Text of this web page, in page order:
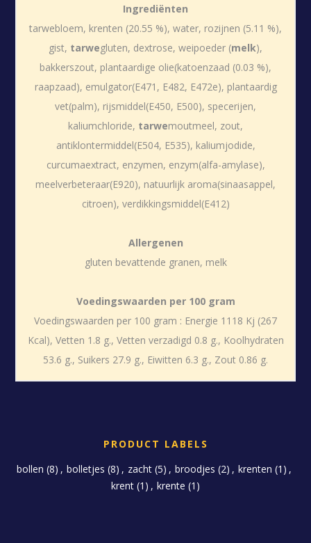
Ingrediënten
tarwebloem, krenten (20.55 %), water, rozijnen (5.11 %),
gist, tarwegluten, dextrose, weipoeder (melk),
bakkerszout, plantaardige olie(katoenzaad (0.03 %),
raapzaad), emulgator(E471, E482, E472e), plantaardig
vet(palm), rijsmiddel(E450, E500), specerijen,
kaliumchloride, tarwemoutmeel, zout,
antiklontermiddel(E504, E535), kaliumjodide,
curcumaextract, enzymen, enzym(alfa-amylase),
meelverbeteraar(E920), natuurlijk aroma(sinaasappel,
citroen), verdikkingsmiddel(E412)
Allergenen
gluten bevattende granen, melk
Voedingswaarden per 100 gram
Voedingswaarden per 100 gram : Energie 1118 Kj (267
Kcal), Vetten 1.8 g., Vetten verzadigd 0.8 g., Koolhydraten
53.6 g., Suikers 27.9 g., Eiwitten 6.3 g., Zout 0.86 g.
PRODUCT LABELS
bollen (8) , bolletjes (8) , zacht (5) , broodjes (2) , krenten (1) ,
krent (1) , krente (1)